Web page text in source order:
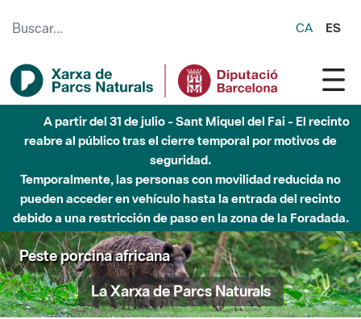
CA ES
A partir del 31 de julio - Sant Miquel del Fai - El recinto
reabre al público tras el cierre temporal por motivos de
seguridad.
Temporalmente, las personas con movilidad reducida no
pueden acceder en vehículo hasta la entrada del recinto
debido a una restricción de paso en la zona de la Foradada.
Peste porcina africana
La Xarxa de Parcs Naturals